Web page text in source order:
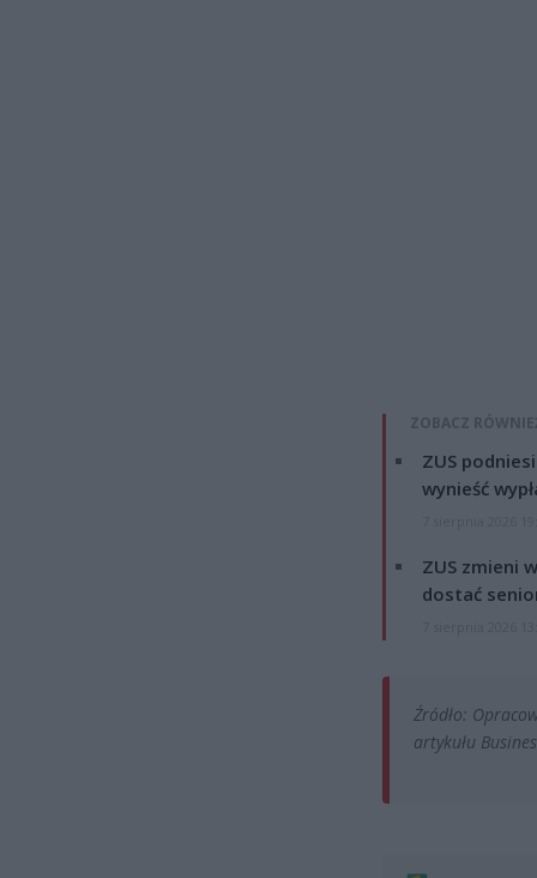
ZOBACZ
ZUS
wynieść
ZUS zmieni
dostać
Źródło:
artykułu